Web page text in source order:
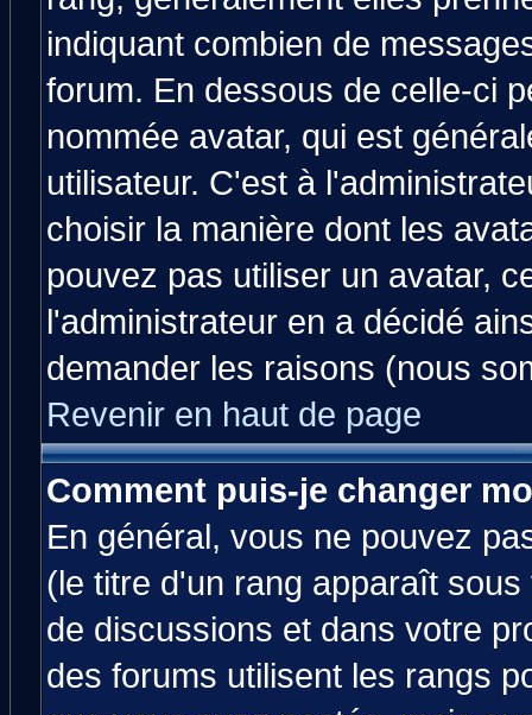
indiquant combien de
forum. En dessous de celle-ci
nommée avatar, qui est
utilisateur. C'est à
choisir la manière dont les
pouvez pas utiliser un avatar,
l'administrateur en a décidé
demander les raisons (nous
Revenir en haut de page
Comment puis-je changer
En général, vous ne pouvez
(le titre d'un rang apparaît
de discussions et dans votre
des forums utilisent les rangs